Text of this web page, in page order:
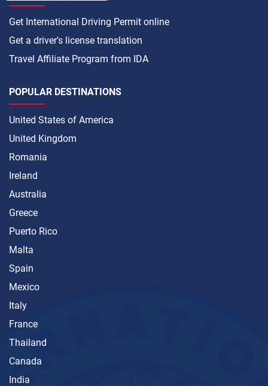
Get International Driving Permit online
Get a driver's license translation
Travel Affiliate Program from IDA
POPULAR DESTINATIONS
United States of America
United Kingdom
Romania
Ireland
Australia
Greece
Puerto Rico
Malta
Spain
Mexico
Italy
France
Thailand
Canada
India